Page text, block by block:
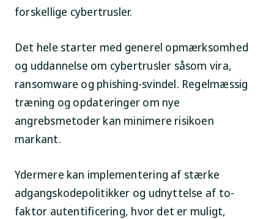
forskellige cybertrusler.
Det hele starter med generel opmærksomhed
og uddannelse om cybertrusler såsom vira,
ransomware og phishing-svindel. Regelmæssig
træning og opdateringer om nye
angrebsmetoder kan minimere risikoen
markant.
Ydermere kan implementering af stærke
adgangskodepolitikker og udnyttelse af to-
faktor autentificering, hvor det er muligt,